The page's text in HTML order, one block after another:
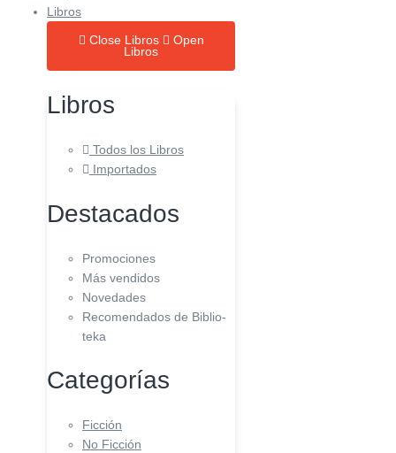
Libros
Close Libros
Open
Libros
Libros
Todos los Libros
Importados
Destacados
Promociones
Más vendidos
Novedades
Recomendados de Biblio-
teka
Categorías
Ficción
No Ficción